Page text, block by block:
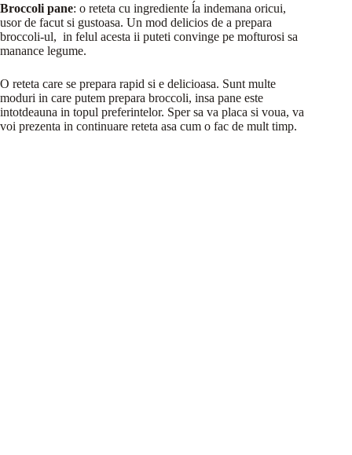
Broccoli pane: o reteta cu ingrediente ĺa indemana oricui,
usor de facut si gustoasa. Un mod delicios de a prepara
broccoli-ul, in felul acesta ii puteti convinge pe mofturosi sa
manance legume.
O reteta care se prepara rapid si e delicioasa. Sunt multe
moduri in care putem prepara broccoli, insa pane este
intotdeauna in topul preferintelor. Sper sa va placa si voua, va
voi prezenta in continuare reteta asa cum o fac de mult timp.